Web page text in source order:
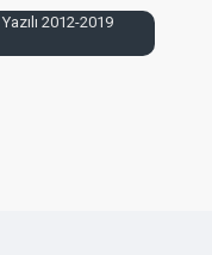
2012-2019